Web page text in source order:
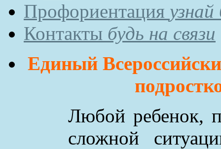
Профориентация
Контакты будь на связи
Единый
Любой ребенок,
сложной